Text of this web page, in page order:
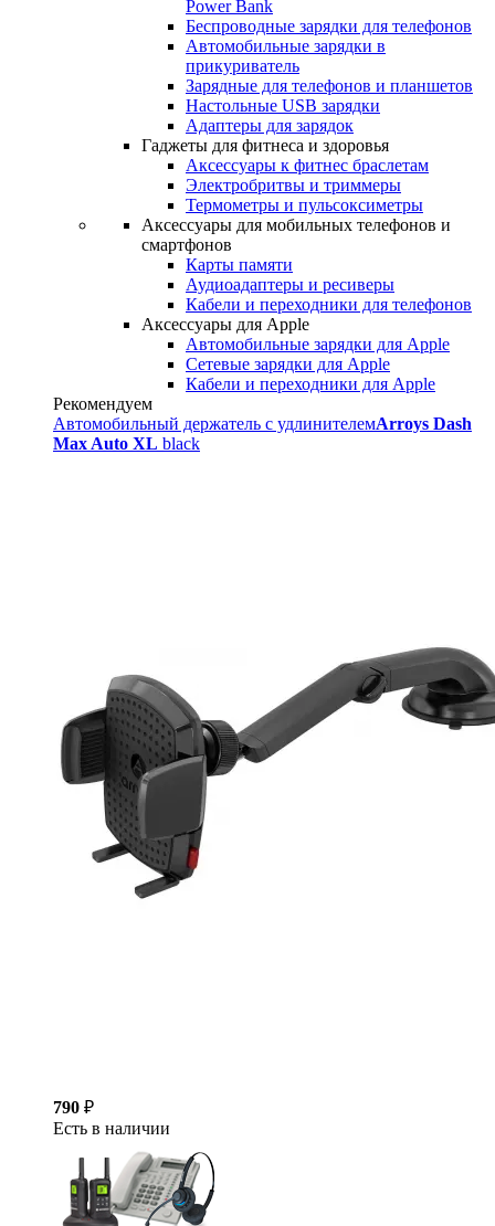
Power Bank
Беспроводные зарядки для телефонов
Автомобильные зарядки в
прикуриватель
Зарядные для телефонов и планшетов
Настольные USB зарядки
Адаптеры для зарядок
Гаджеты для фитнеса и здоровья
Аксессуары к фитнес браслетам
Электробритвы и триммеры
Термометры и пульсоксиметры
Аксессуары для мобильных телефонов и
смартфонов
Карты памяти
Аудиоадаптеры и ресиверы
Кабели и переходники для телефонов
Аксессуары для Apple
Автомобильные зарядки для Apple
Сетевые зарядки для Apple
Кабели и переходники для Apple
Рекомендуем
Автомобильный держатель с удлинителемArroys Dash
Max Auto XL black
790 ₽
Есть в наличии